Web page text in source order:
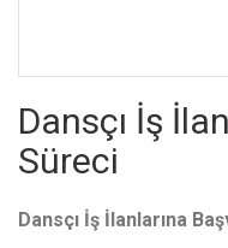
Dansçı İş
Süreci
Dansçı İş İlanlarına